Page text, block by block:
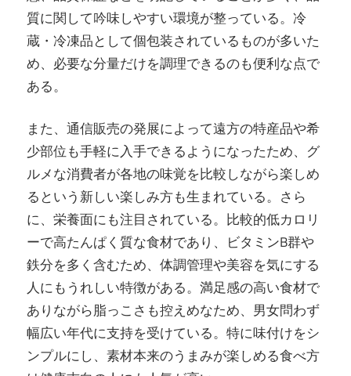
質に関して吟味しやすい環境が整っている。冷
蔵・冷凍品として個包装されているものが多いた
め、必要な分量だけを調理できるのも便利な点で
ある。
また、通信販売の発展によって遠方の特産品や希
少部位も手軽に入手できるようになったため、グ
ルメな消費者が各地の味覚を比較しながら楽しめ
るという新しい楽しみ方も生まれている。さら
に、栄養面にも注目されている。比較的低カロリ
ーで高たんぱく質な食材であり、ビタミンB群や
鉄分を多く含むため、体調管理や美容を気にする
人にもうれしい特徴がある。満足感の高い食材で
ありながら脂っこさも控えめなため、男女問わず
幅広い年代に支持を受けている。特に味付けをシ
ンプルにし、素材本来のうまみが楽しめる食べ方